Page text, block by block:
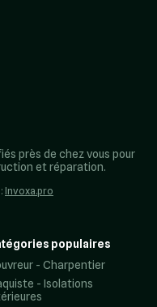
près de chez vous pour
et réparation.
Invoxa.pro
populaires
- Charpentier
- Isolations